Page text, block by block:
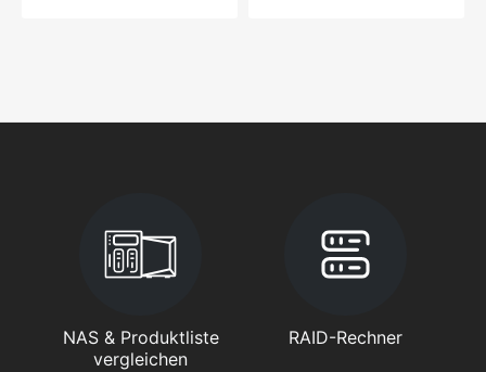
NAS & Produktliste
vergleichen
RAID-Rechner